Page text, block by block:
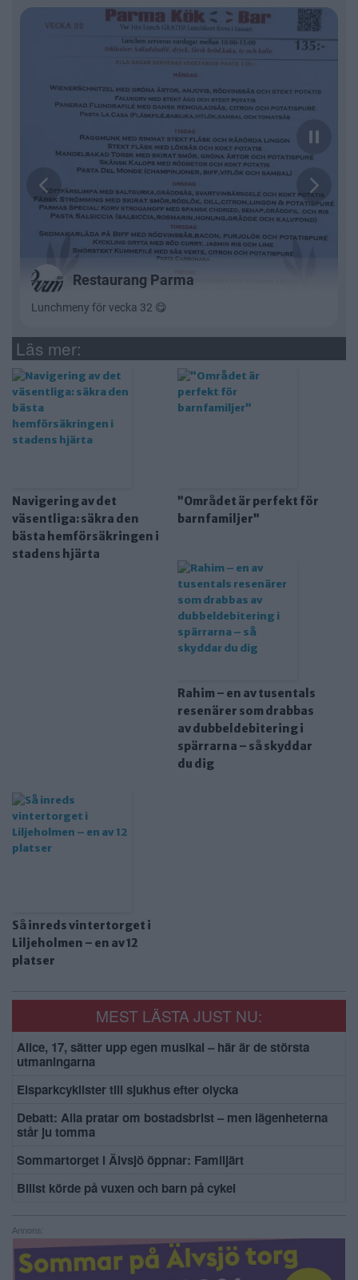
Läs mer:
Navigering av det
väsentliga: säkra den
bästa hemförsäkringen i
stadens hjärta
”Området är perfekt för
barnfamiljer”
Rahim – en av tusentals
resenärer som drabbas
av dubbeldebitering i
spärrarna – så skyddar
du dig
Så inreds vintertorget i
Liljeholmen – en av 12
platser
MEST LÄSTA JUST NU:
Alice, 17, sätter upp egen musikal – här är de största
utmaningarna
Elsparkcyklister till sjukhus efter olycka
Debatt: Alla pratar om bostadsbrist – men lägenheterna
står ju tomma
Sommartorget i Älvsjö öppnar: Familjärt
Bilist körde på vuxen och barn på cykel
Annons: